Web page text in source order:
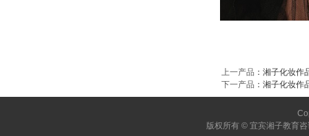
上一产品 ： 湘子化妆作
下一产品 ： 湘子化妆作
版权所有 © 宜宾湘子教育